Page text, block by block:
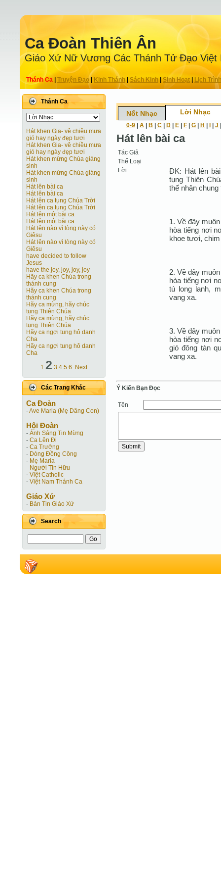
Ca Ðoàn Thiên Ân
Giáo Xứ Nữ Vương Các Thánh Tử Ðạo Việt
Thánh Ca Truyện Ðạo| Kinh Thánh Sách Kinh|Sinh Hoạt| Lịch Trình
Thánh Ca
Hát khen Gia- vê chiều mưa
gió hay ngày đẹp tươi
Hát khen Gia- vê chiều mưa
gió hay ngày đẹp tươi
Hát khen mừng Chúa giáng
sinh
Hát khen mừng Chúa giáng
sinh
Hát lên bài ca
Hát lên bài ca
Hát lên ca tụng Chúa Trời
Hát lên ca tụng Chúa Trời
Hát lên một bài ca
Hát lên một bài ca
Hát lên nào vì lòng này có
Giêsu
Hát lên nào vì lòng này có
Giêsu
have decided to follow
Jesus
have the joy, joy, joy, joy
Hãy ca khen Chúa trong
thánh cung
Hãy ca khen Chúa trong
thánh cung
Hãy ca mừng, hãy chúc
tụng Thiên Chúa
Hãy ca mừng, hãy chúc
tụng Thiên Chúa
Hãy ca ngợi tung hô danh
Cha
Hãy ca ngợi tung hô danh
Cha
1 2 3 4 5 6 Next
Các Trang Khác
Ca Ðoàn
-Ave Maria (Mẹ Dâng Con)
Hội Ðoàn
- Ánh Sáng Tin Mừng
- Ca Lên Đi
- Ca Trưởng
- Dòng Đồng Công
- Mẹ Maria
- Người Tin Hữu
- Việt Catholic
- Việt Nam Thánh Ca
Giáo Xứ
- Bản Tin Giáo Xứ
Search
Nốt Nhạc Lời Nhạc
0-9 A B C D E F G H J
Hát lên bài ca
Tác Giả
Thể Loại
Lời
ÐK: Hát lên
tụng Thiên
thế nhân chung
1. Về đây
hòa tiếng nơi
khoe tươi,
2. Về đây
hòa tiếng nơi
tú long lanh,
vang xa.
3. Về đây
hòa tiếng nơi
gió đông tàn
vang xa.
Ý Kiến Bạn Ðọc
Tên